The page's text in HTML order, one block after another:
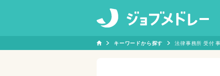
キーワードから探す 法律事務所 受付